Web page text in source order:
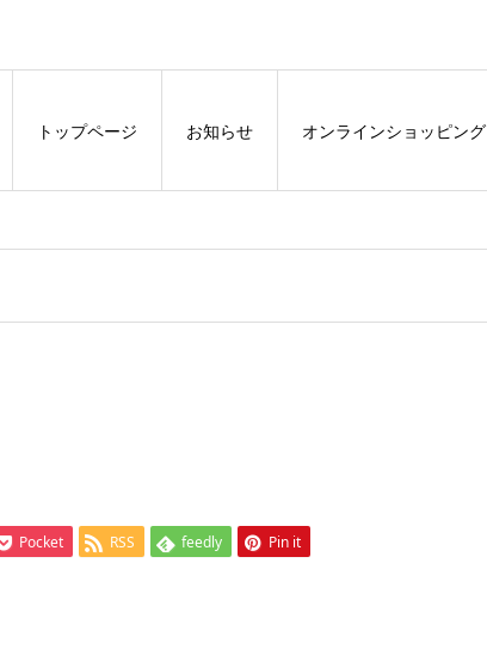
トップページ お知らせ オンラインショッピング
Pocket RSS feedly Pin it